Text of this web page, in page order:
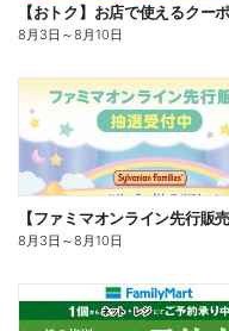
8月3日 ～8月10日
8月3日 ～8月10日